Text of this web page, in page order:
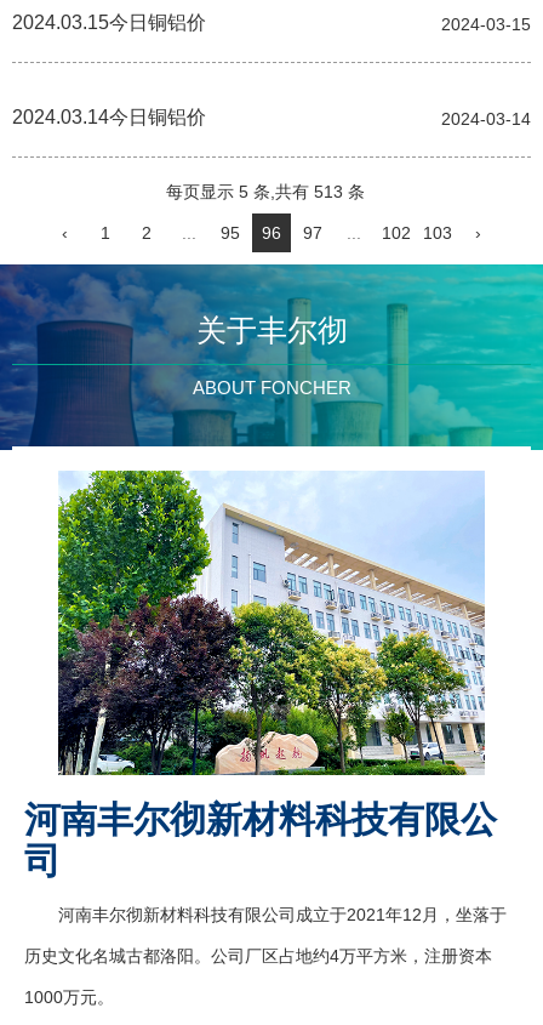
2024-03-15
2024.03.15今日铜铝价
2024-03-14
2024.03.14今日铜铝价
每页显示 5 条,共有 513 条
‹ 1 2 95 96 97 102 103 ›
关于丰尔彻
ABOUT FONCHER
河南丰尔彻新材料科技有限公
司
河南丰尔彻新材料科技有限公司成立于2021年12月，坐落于
历史文化名城古都洛阳。公司厂区占地约4万平方米，注册资本
1000万元。